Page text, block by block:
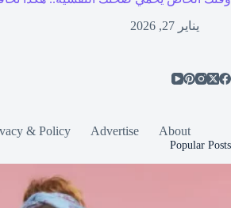
يناير 27, 2026
About
Advertise
& Policy
Popular Posts